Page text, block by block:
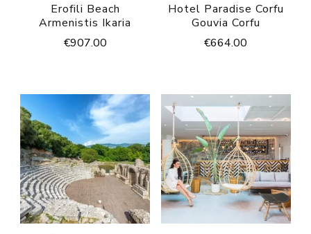
Erofili Beach
Armenistis Ikaria
€907.00
Hotel Paradise Corfu
Gouvia Corfu
€664.00